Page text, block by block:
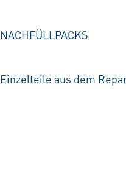
NACHFÜLLPACKS
Einzelteile aus dem